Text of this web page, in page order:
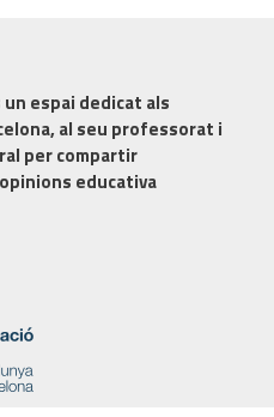
un espai dedicat als
al seu professorat i
per compartir
educativa